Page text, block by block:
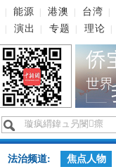
能源 港澳 台湾
演出 专题 理论
法治频道: 焦点人物